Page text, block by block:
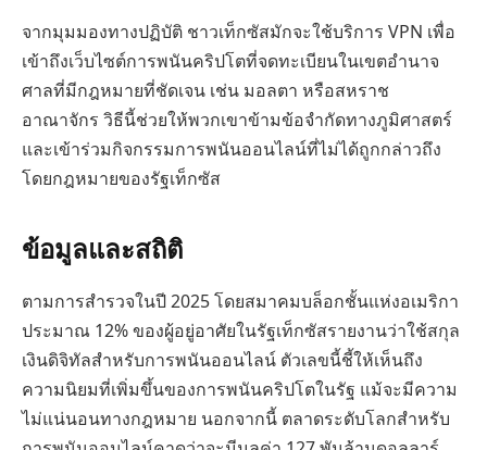
จากมุมมองทางปฏิบัติ ชาวเท็กซัสมักจะใช้บริการ VPN เพื่อ
เข้าถึงเว็บไซต์การพนันคริปโตที่จดทะเบียนในเขตอำนาจ
ศาลที่มีกฎหมายที่ชัดเจน เช่น มอลตา หรือสหราช
อาณาจักร วิธีนี้ช่วยให้พวกเขาข้ามข้อจำกัดทางภูมิศาสตร์
และเข้าร่วมกิจกรรมการพนันออนไลน์ที่ไม่ได้ถูกกล่าวถึง
โดยกฎหมายของรัฐเท็กซัส
ข้อมูลและสถิติ
ตามการสำรวจในปี 2025 โดยสมาคมบล็อกชั้นแห่งอเมริกา
ประมาณ 12% ของผู้อยู่อาศัยในรัฐเท็กซัสรายงานว่าใช้สกุล
เงินดิจิทัลสำหรับการพนันออนไลน์ ตัวเลขนี้ชี้ให้เห็นถึง
ความนิยมที่เพิ่มขึ้นของการพนันคริปโตในรัฐ แม้จะมีความ
ไม่แน่นอนทางกฎหมาย นอกจากนี้ ตลาดระดับโลกสำหรับ